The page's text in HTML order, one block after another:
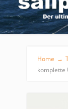
Home →
komplette